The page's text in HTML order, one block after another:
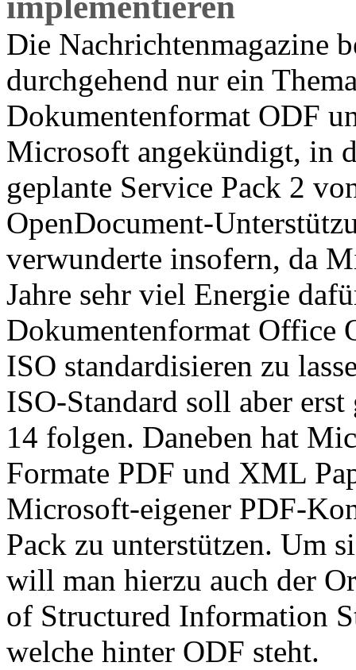
Die Nachrichtenmagazine
durchgehend nur ein
Dokumentenformat ODF
Microsoft angekündigt, in
geplante Service Pack 2
OpenDocument-
verwunderte insofern, da
Jahre sehr viel Energie
Dokumentenformat
ISO standardisieren zu
ISO-Standard soll aber
14 folgen. Daneben hat
Formate PDF und XML
Microsoft-eigener PDF-
Pack zu unterstützen. Um
will man hierzu auch der
of Structured Information
welche hinter ODF steht.